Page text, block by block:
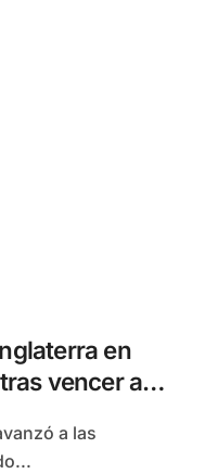
en
vencer a